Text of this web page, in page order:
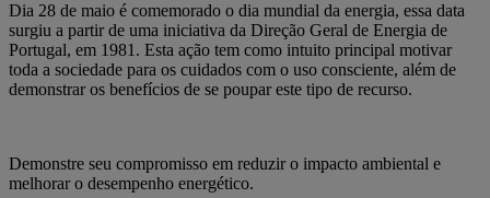
Dia 28 de maio é comemorado o dia mundial da energia, essa data
surgiu a partir de uma iniciativa da Direção Geral de Energia de
Portugal, em 1981. Esta ação tem como intuito principal motivar
toda a sociedade para os cuidados com o uso consciente, além de
demonstrar os benefícios de se poupar este tipo de recurso.
Demonstre seu compromisso em reduzir o impacto ambiental e
melhorar o desempenho energético.